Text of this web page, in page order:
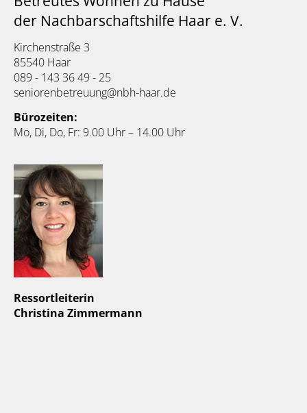
der Nachbarschaftshilfe Haar e. V.
Kirchenstraße 3
85540 Haar
089 - 143 36 49 - 25
seniorenbetreuung@nbh-haar.de
Bürozeiten:
Mo, Di, Do, Fr: 9.00 Uhr – 14.00 Uhr
Ressortleiterin
Christina Zimmermann